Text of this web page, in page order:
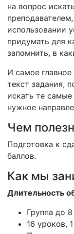
на вопрос
использовании
придумать для
запомнить, в
И самое главное
текст задания,
искать те
нужное
Чем
Подготовка к
баллов.
Как мы
Длительность
Группа до
16 уроков,